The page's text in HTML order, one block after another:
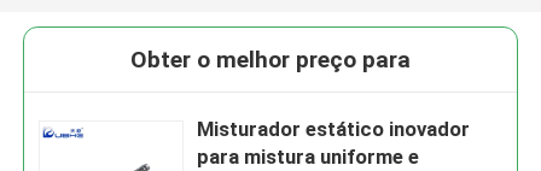
Obter o melhor preço para
Misturador estático inovador
para mistura uniforme e